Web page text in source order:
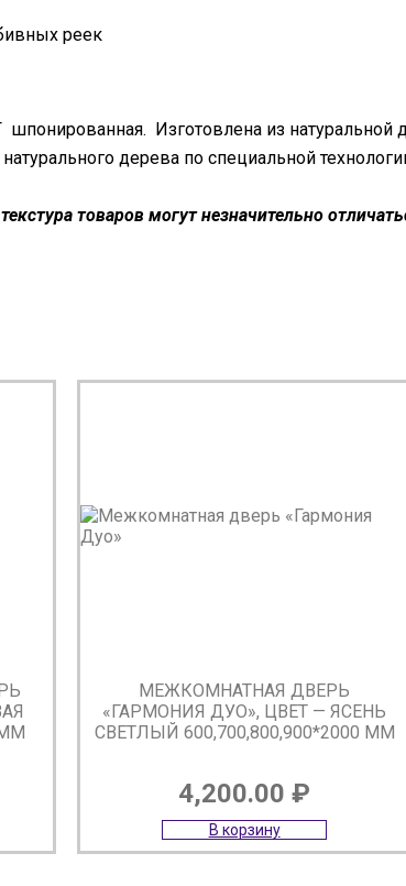
реек
Изготовлена из
дерева по специальной
товаров могут незначительно
МЕЖКОМНАТНАЯ ДВЕРЬ
«ГАРМОНИЯ ДУО», ЦВЕТ — ЯСЕНЬ
СВЕТЛЫЙ 600,700,800,900*2000 ММ
4,200.00₽
В корзину